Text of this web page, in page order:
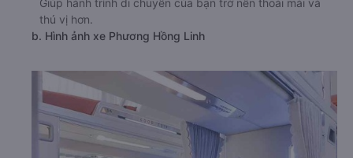
Giúp hành trình di chuyển của bạn trở nên thoải mái và
thú vị hơn.
b. Hình ảnh xe Phương Hồng Linh